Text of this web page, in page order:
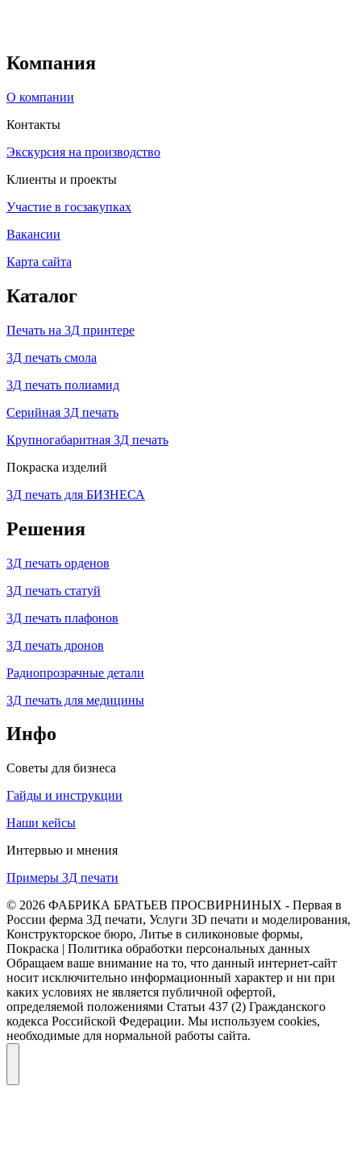
Компания
О компании
Контакты
Экскурсия на производство
Клиенты и проекты
Участие в госзакупках
Вакансии
Карта сайта
Каталог
Печать на 3Д принтере
3Д печать смола
3Д печать полиамид
Серийная 3Д печать
Крупногабаритная 3Д печать
Покраска изделий
3Д печать для БИЗНЕСА
Решения
3Д печать орденов
3Д печать статуй
3Д печать плафонов
3Д печать дронов
Радиопрозрачные детали
3Д печать для медицины
Инфо
Советы для бизнеса
Гайды и инструкции
Наши кейсы
Интервью и мнения
Примеры 3Д печати
© 2026 ФАБРИКА БРАТЬЕВ ПРОСВИРНИНЫХ - Первая в
России ферма 3Д печати, Услуги 3D печати и моделирования,
Конструкторское бюро, Литье в силиконовые формы,
Покраска | Политика обработки персональных данных
Обращаем ваше внимание на то, что данный интернет-сайт
носит исключительно информационный характер и ни при
каких условиях не является публичной офертой,
определяемой положениями Статьи 437 (2) Гражданского
кодекса Российской Федерации. Мы используем cookies,
необходимые для нормальной работы сайта.